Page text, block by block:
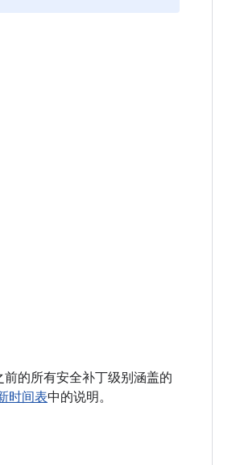
的所有安全补丁级别涵盖的
时间表中的说明。